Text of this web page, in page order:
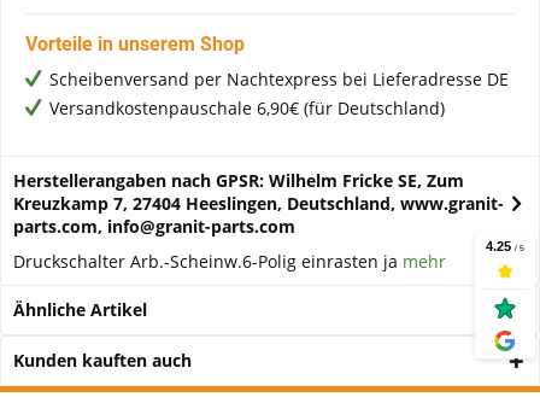
Vorteile in unserem Shop
Scheibenversand per Nachtexpress bei Lieferadresse DE
Versandkostenpauschale 6,90€ (für Deutschland)
Herstellerangaben nach GPSR: Wilhelm Fricke SE, Zum
Kreuzkamp 7, 27404 Heeslingen, Deutschland, www.granit-
parts.com, info@granit-parts.com
Druckschalter Arb.-Scheinw.6-Polig einrasten ja mehr
Ähnliche Artikel
Kunden kauften auch